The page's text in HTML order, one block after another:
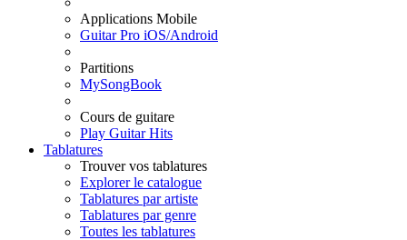
Applications Mobile
Guitar Pro iOS/Android
Partitions
MySongBook
Cours de guitare
Play Guitar Hits
Tablatures
Trouver vos tablatures
Explorer le catalogue
Tablatures par artiste
Tablatures par genre
Toutes les tablatures